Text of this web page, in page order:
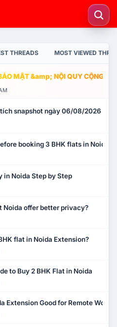
THREADS MOST VIEWED
MẬT &amp; NỘI QUY CỘNG
snapshot ngày 06/08/2026
booking 3 BHK flats in Noida?
in Noida Step by Step
Noida offer better privacy?
flat in Noida Extension?
to Buy 2 BHK Flat in Noida
Extension Good for Remote Work?